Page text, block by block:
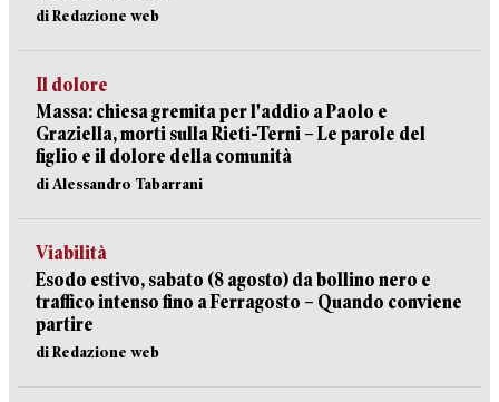
di Redazione web
Il dolore
Massa: chiesa gremita per l'addio a Paolo e
Graziella, morti sulla Rieti-Terni – Le parole del
figlio e il dolore della comunità
di Alessandro Tabarrani
Viabilità
Esodo estivo, sabato (8 agosto) da bollino nero e
traffico intenso fino a Ferragosto – Quando conviene
partire
di Redazione web